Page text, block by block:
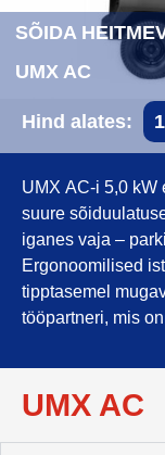
SÕIDA
UMX AC
Hind alates:
UMX AC-i 5,0 kW
suure
iganes vaja –
Ergonoomilised
tipptasemel
tööpartneri, mis
UMX AC